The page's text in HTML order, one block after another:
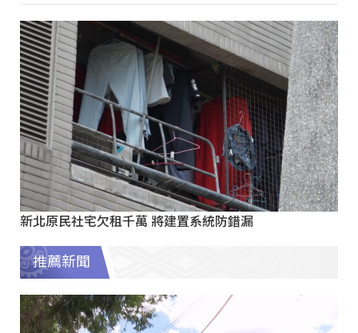
新北原民社宅欠租千萬 將建置系統防錯漏
推薦新聞